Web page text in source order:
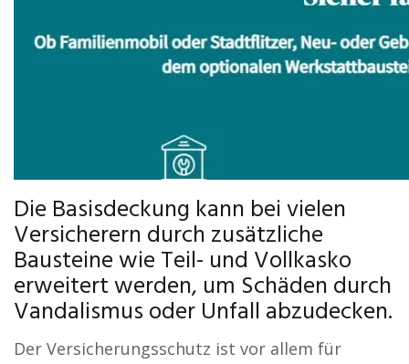
Die Basisdeckung kann bei vielen
Versicherern durch zusätzliche
Bausteine wie Teil- und Vollkasko
erweitert werden, um Schäden durch
Vandalismus oder Unfall abzudecken.
Der Versicherungsschutz ist vor allem für